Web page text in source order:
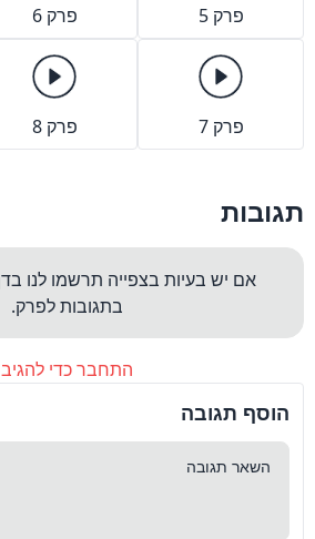
פרק 5 פרק 6
פרק 7 פרק 8
תגובות
בתגובות לפרק.
התחבר כדי להגיב
הוסף תגובה